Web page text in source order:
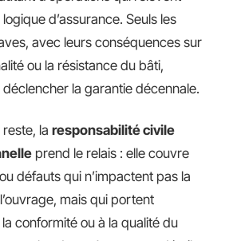
logique d’assurance. Seuls les
avec leurs conséquences sur
ou la résistance du bâti,
la garantie décennale.
la responsabilité civile
prend le relais : elle couvre
défauts qui n’impactent pas la
mais qui portent
conformité ou à la qualité du